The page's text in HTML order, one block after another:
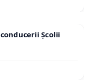
Școlii